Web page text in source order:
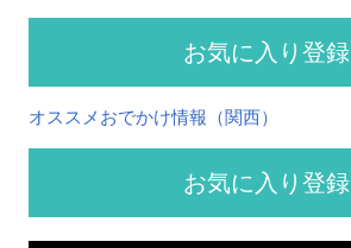
お気に入り登録
オススメおでかけ情報（関西）
お気に入り登録